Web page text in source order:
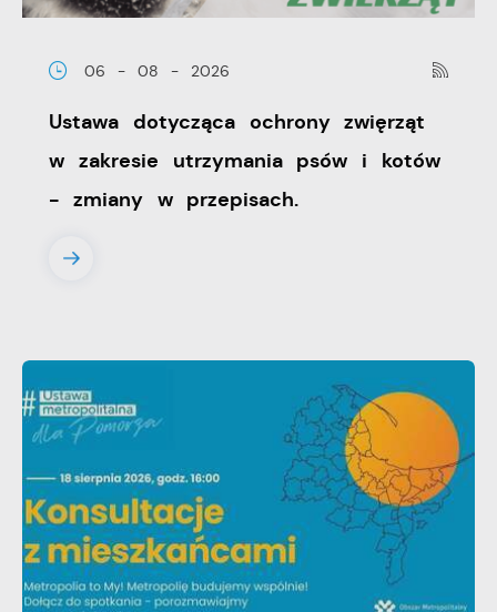
06 - 08 - 2026
Ustawa dotycząca ochrony zwięrząt
w zakresie utrzymania psów i kotów
- zmiany w przepisach.